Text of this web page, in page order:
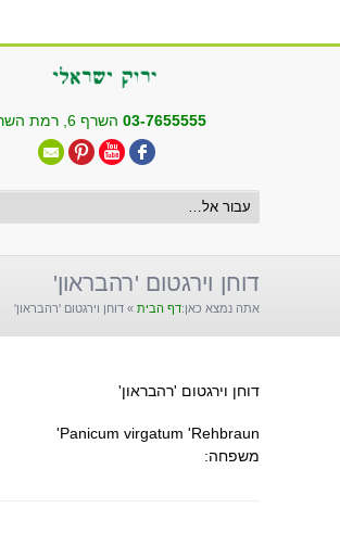
03-7655555 השרף 6, רמת השרון
דוחן וירגטום 'רהבראון'
אתה נמצא כאן:דף הבית » דוחן וירגטום 'רהבראון'
דוחן וירגטום 'רהבראון'
Panicum virgatum 'Rehbraun'
משפחה: